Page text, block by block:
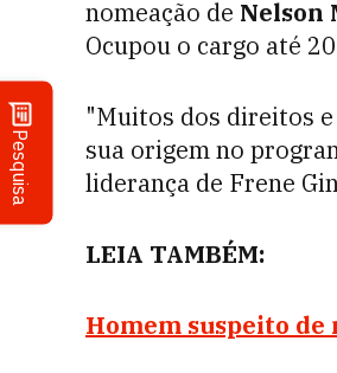
Pesquisa
nomeação de Nelson
Ocupou o cargo até
"Muitos dos direitos
sua origem no
liderança de Frene
LEIA TAMBÉM:
Homem suspeito